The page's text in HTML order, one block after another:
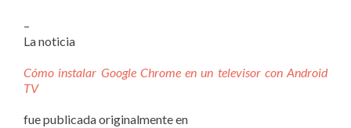
–
La noticia
Cómo instalar Google Chrome en un televisor con Android
TV
fue publicada originalmente en